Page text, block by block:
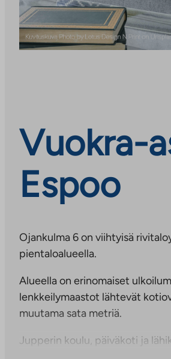
Vuokra-
Espoo
Ojankulma 6 on viihtyisä
pientaloalueella.
Alueella on erinomaiset
lenkkeilymaastot lähtevät
muutama sata metriä.
Jupperin koulu, päiväkoti ja